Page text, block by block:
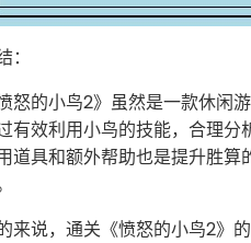
：
怒的小鸟2》虽然是一款休闲
有效利用小鸟的技能，合理
道具和额外帮助也是提升胜
来说，通关《愤怒的小鸟2》